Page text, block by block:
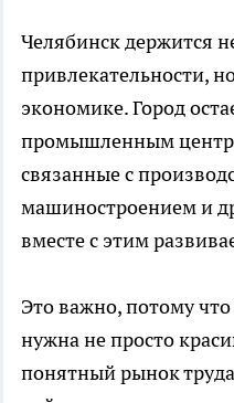
Челябинск держится
привлекательности,
экономике. Город
промышленным
связанные с
машиностроением и
вместе с этим
Это важно, потому
нужна не просто
понятный рынок